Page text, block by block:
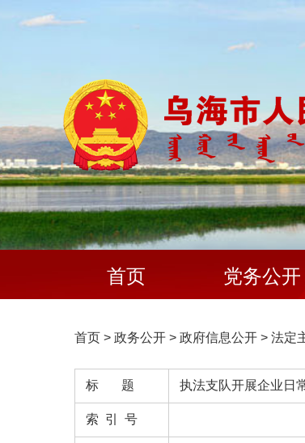
首页 党务公开
首页 > 政务公开 > 政府信息公开 > 法定
标 题 执法支队开展企业日
索 引 号